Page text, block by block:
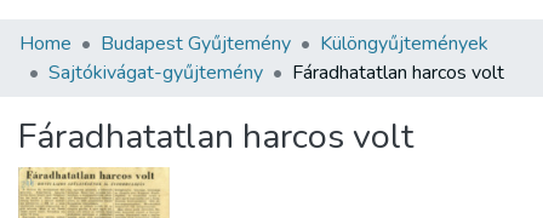
Communities & Collections
Statistics
About us
Home Budapest Gyűjtemény
Különgyűjtemények
Sajtókivágat-gyűjtemény
Fáradhatatlan harcos volt
Fáradhatatlan harcos volt